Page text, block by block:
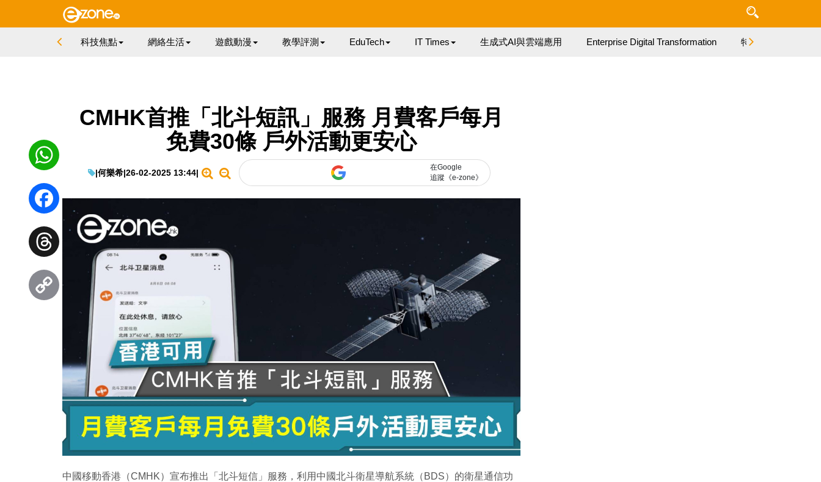
科技焦點 網絡生活 遊戲動漫 教學評測 EduTech IT Times 生成式AI與雲端應用 Enterprise Digital Transformation 特集
CMHK首推「北斗短訊」服務 月費客戶每月
免費30條 戶外活動更安心
|何樂希|26-02-2025 13:44|
在Google
追蹤《e-zone》
中國移動香港（CMHK）宣布推出「北斗短信」服務，利用中國北斗衛星導航系統（BDS）的衛星通信功
WhatsApp
Facebook
Threads